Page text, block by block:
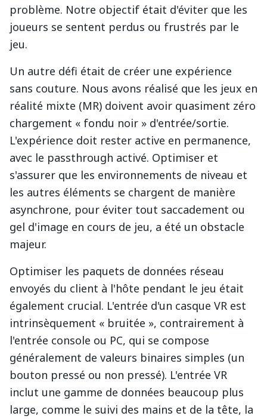
problème. Notre objectif était d'éviter que les
joueurs se sentent perdus ou frustrés par le
jeu.
Un autre défi était de créer une expérience
sans couture. Nous avons réalisé que les jeux en
réalité mixte (MR) doivent avoir quasiment zéro
chargement « fondu noir » d'entrée/sortie.
L'expérience doit rester active en permanence,
avec le passthrough activé. Optimiser et
s'assurer que les environnements de niveau et
les autres éléments se chargent de manière
asynchrone, pour éviter tout saccadement ou
gel d'image en cours de jeu, a été un obstacle
majeur.
Optimiser les paquets de données réseau
envoyés du client à l'hôte pendant le jeu était
également crucial. L'entrée d'un casque VR est
intrinsèquement « bruitée », contrairement à
l'entrée console ou PC, qui se compose
généralement de valeurs binaires simples (un
bouton pressé ou non pressé). L'entrée VR
inclut une gamme de données beaucoup plus
large, comme le suivi des mains et de la tête, la